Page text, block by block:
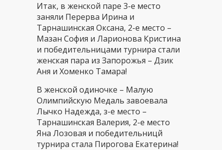
Итак, в женской паре 3-е место
заняли Перерва Ирина и
Тарнашинская Оксана, 2-е место –
Мазан София и Ларионова Кристина
и победительницами турнира стали
женская пара из Запорожья – Дзик
Аня и Хоменко Тамара!
В женской одиночке – Малую
Олимпийскую Медаль завоевала
Лычко Надежда, з-е место –
Тарнашинская Валерия, 2-е место
Яна Лозовая и победительницй
турнира стала Пирогова Екатерина!